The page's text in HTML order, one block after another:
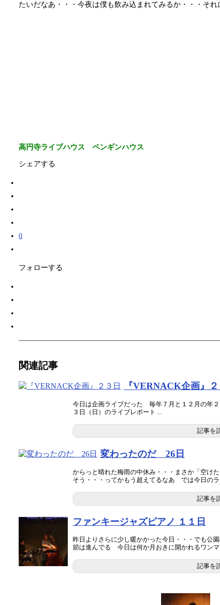
たいだなあ・・・今夜は僕も飲み込まれてみるか・・・そ
高円寺ライブハウス ペンギンハウス
シェアする
0
フォローする
関連記事
『VERNACK企画』
今日は企画ライブだった 毎年７月と１２月の年
３日（日）のライブレポート ...
記事を
変わったのだ 26日
からっと晴れた梅雨の中休み・・・まさか「空け
そう・・・ってかもう超えてるなあ では今日のラ
記事を
ファンキージャズピアノ １１日
昨日よりさらに少し暖かかった今日・・・でも公
節は進んでる 今日は何か月おきに開かれるワンマ
記事を